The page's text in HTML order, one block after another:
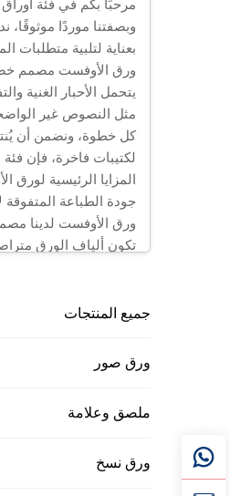
مرحبًا بكم في فئة
وبصفتنا موردًا
بعناية لتلبية
ورق الأوفست مصمم
يتحمل الأحبار الغنية
مثل النصوص غير
كل خطوة، ونضمن أن
لكتيبات فاخرة، فإن
المزايا الرئيسية لورق
جودة الطباعة المتفوقة
ورق الأوفست لدينا
تكون ألياف الورق
ويعني هذا الكثير
تبدو مصقولة. أما
التشطيبات النهائية
عكس الورق الطباعي
مواصفات متعددة
نحن ندرك أن مشاريع
لتكون قابلة للتكيف.
جميع المنتجات
ورق صور
ملصق وعلامة
ورق نسخ